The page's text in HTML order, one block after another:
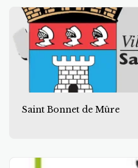
Saint Bonnet de Mûre